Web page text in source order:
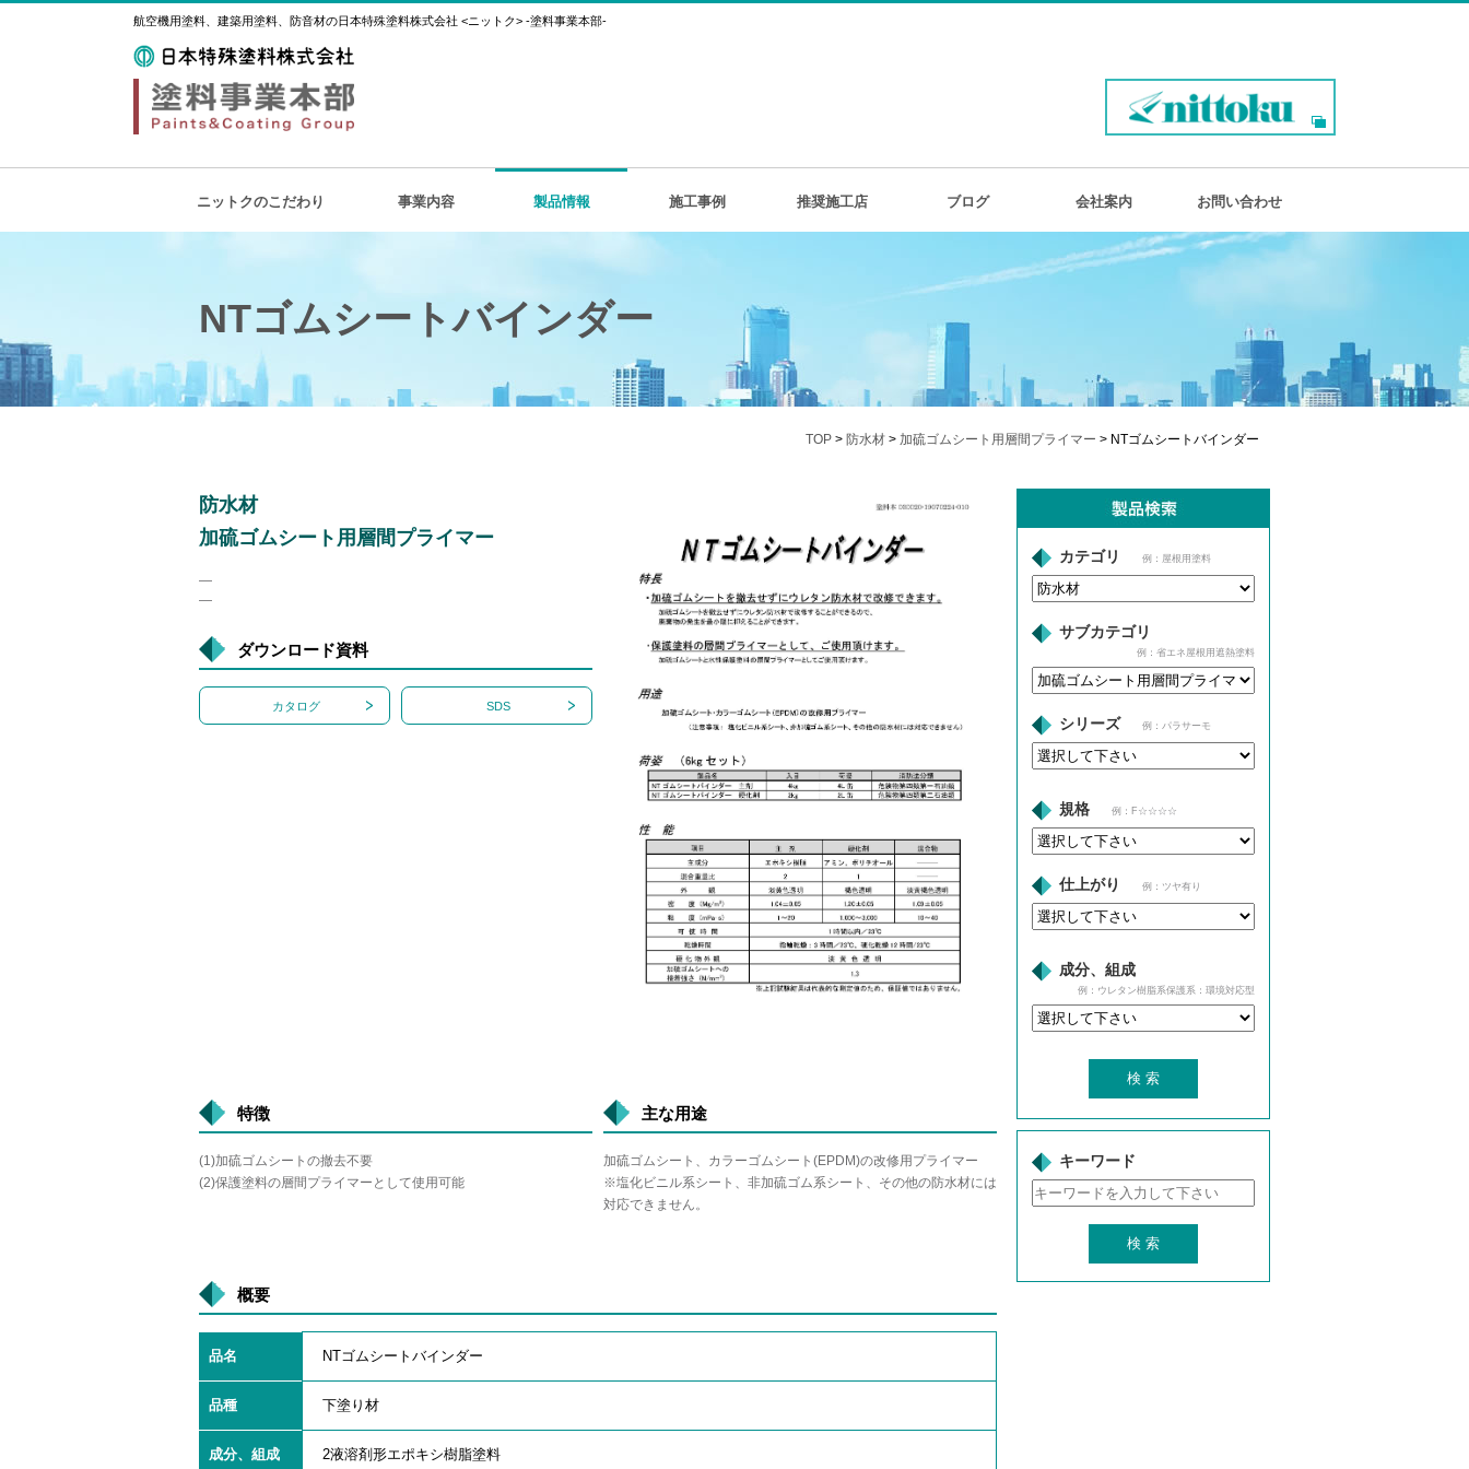
航空機用塗料、建築用塗料、防音材の日本特殊塗料株式会社 <ニットク> -塗料事業本部-
ニットクのこだわり 事業内容 製品情報 施工事例 推奨施工店 ブログ 会社案内 お問い合わせ
NTゴムシートバインダー
TOP > 防水材 > 加硫ゴムシート用層間プライマー > NTゴムシートバインダー
防水材
加硫ゴムシート用層間プライマー
―
―
ダウンロード資料
カタログ SDS
特徴
(1)加硫ゴムシートの撤去不要
(2)保護塗料の層間プライマーとして使用可能
主な用途
加硫ゴムシート、カラーゴムシート(EPDM)の改修用プライマー
※塩化ビニル系シート、非加硫ゴム系シート、その他の防水材には
対応できません。
概要
品名 NTゴムシートバインダー
品種 下塗り材
成分、組成 2液溶剤形エポキシ樹脂塗料
カテゴリ 例：屋根用塗料
サブカテゴリ
例：省エネ屋根用遮熱塗料
シリーズ 例：パラサーモ
規格 例：F☆☆☆☆
仕上がり 例：ツヤ有り
成分、組成
例：ウレタン樹脂系保護系：環境対応型
キーワード